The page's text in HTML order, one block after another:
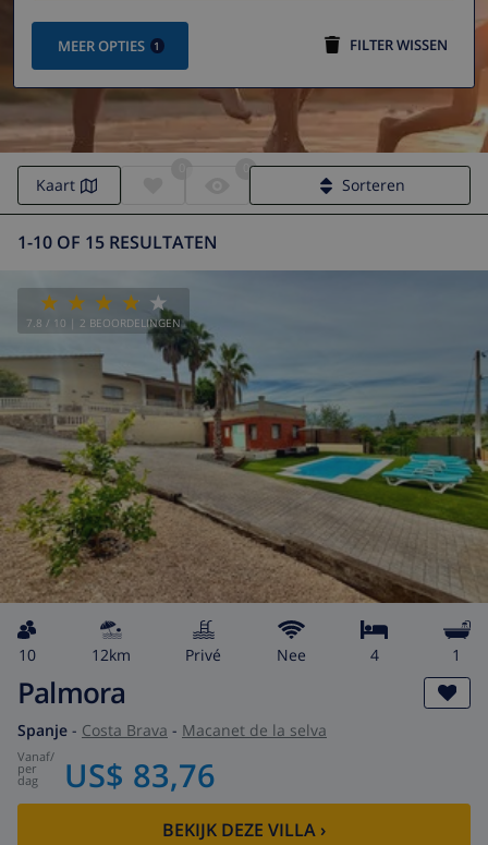
MEER OPTIES 1 FILTER WISSEN
1-10 OF 15 RESULTATEN
Kaart Sorteren
7.8 / 10 | 2 BEOORDELINGEN
10 12km privé Nee 4 1
Palmora
Spanje - Costa Brava - Macanet de la selva
vanaf/
per
dag US$ 83,76
BEKIJK DEZE VILLA ›